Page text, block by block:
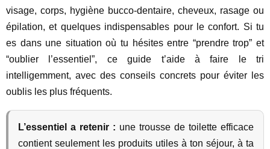
visage, corps, hygiène bucco-dentaire, cheveux, rasage ou
épilation, et quelques indispensables pour le confort. Si tu
es dans une situation où tu hésites entre “prendre trop” et
“oublier l’essentiel”, ce guide t’aide à faire le tri
intelligemment, avec des conseils concrets pour éviter les
oublis les plus fréquents.
L’essentiel a retenir : une trousse de toilette efficace
contient seulement les produits utiles à ton séjour, à ta